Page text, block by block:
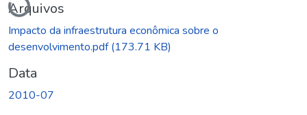
Arquivos
Impacto da infraestrutura econômica sobre o
desenvolvimento.pdf(173.71 KB)
Data
2010-07